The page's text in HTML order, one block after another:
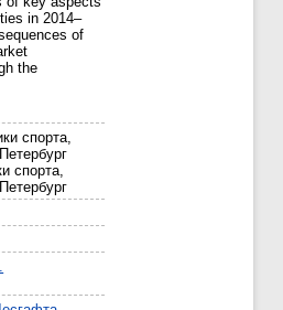
in 2014–
of
the
спорта,
спорта,